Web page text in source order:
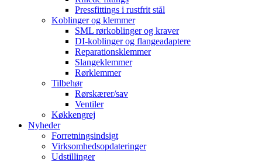
Pressfittings i rustfrit stål
Koblinger og klemmer
SML rørkoblinger og kraver
DI-koblinger og flangeadaptere
Reparationsklemmer
Slangeklemmer
Rørklemmer
Tilbehør
Rørskærer/sav
Ventiler
Køkkengrej
Nyheder
Forretningsindsigt
Virksomhedsopdateringer
Udstillinger